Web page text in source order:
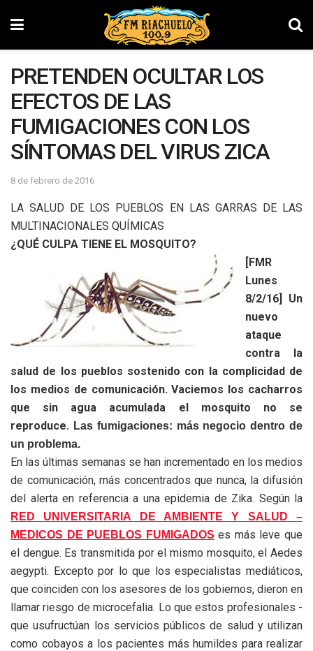
PRETENDEN OCULTAR LOS
EFECTOS DE LAS
FUMIGACIONES CON LOS
SÍNTOMAS DEL VIRUS ZICA
8 de febrero de 2016
LA SALUD DE LOS PUEBLOS EN LAS GARRAS DE LAS
MULTINACIONALES QUÍMICAS
¿QUÉ CULPA TIENE EL MOSQUITO?
[FMR
Lunes
8/2/16] Un
nuevo
ataque
contra la
salud de los pueblos sostenido con la complicidad de
los medios de comunicación. Vaciemos los cacharros
que sin agua acumulada el mosquito no se
reproduce. Las fumigaciones: más negocio dentro de
un problema.
En las últimas semanas se han incrementado en los medios
de comunicación, más concentrados que nunca, la difusión
del alerta en referencia a una epidemia de Zika. Según la
RED UNIVERSITARIA DE AMBIENTE Y SALUD –
MEDICOS DE PUEBLOS FUMIGADOS es más leve que
el dengue. Es transmitida por el mismo mosquito, el Aedes
aegypti. Excepto por lo que los especialistas mediáticos,
que coinciden con los asesores de los gobiernos, dieron en
llamar riesgo de microcefalia. Lo que estos profesionales -
que usufructúan los servicios públicos de salud y utilizan
como cobayos a los pacientes más humildes para realizar